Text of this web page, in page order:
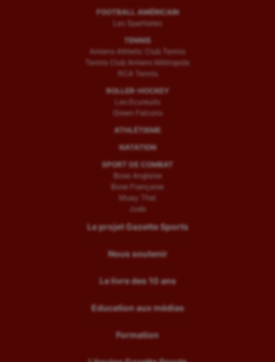
FOOTBALL AMÉRICAIN
Les Spartiates
TENNIS
Amiens Athletic Club Tennis
Tennis Club Amiens Métropole
RCA Tennis
ROLLER-HOCKEY
Les Ecureuils
Green Falcons
ATHLÉTISME
NATATION
SPORT DE COMBAT
Boxe Anglaise
Boxe Française
Muay Thaï
Judo
Le projet Gazette Sports
Nous soutenir
Le livre des 10 ans
Education aux médias
Formation